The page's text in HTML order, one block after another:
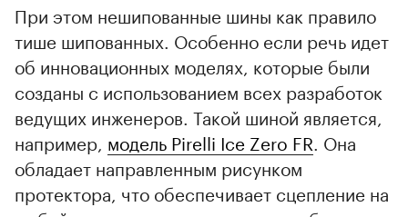
При этом нешипованные шины как правило
тише шипованных. Особенно если речь идет
об инновационных моделях, которые были
созданы с использованием всех разработок
ведущих инженеров. Такой шиной является,
например, модель Pirelli Ice Zero FR. Она
обладает направленным рисунком
протектора, что обеспечивает сцепление на